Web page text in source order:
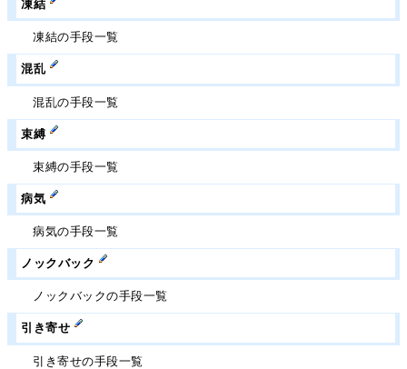
凍結
凍結の手段一覧
混乱
混乱の手段一覧
束縛
束縛の手段一覧
病気
病気の手段一覧
ノックバック
ノックバックの手段一覧
引き寄せ
引き寄せの手段一覧